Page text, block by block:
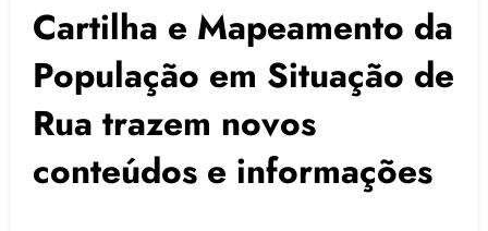
Cartilha e Mapeamento da
População em Situação de
Rua trazem novos
conteúdos e informações